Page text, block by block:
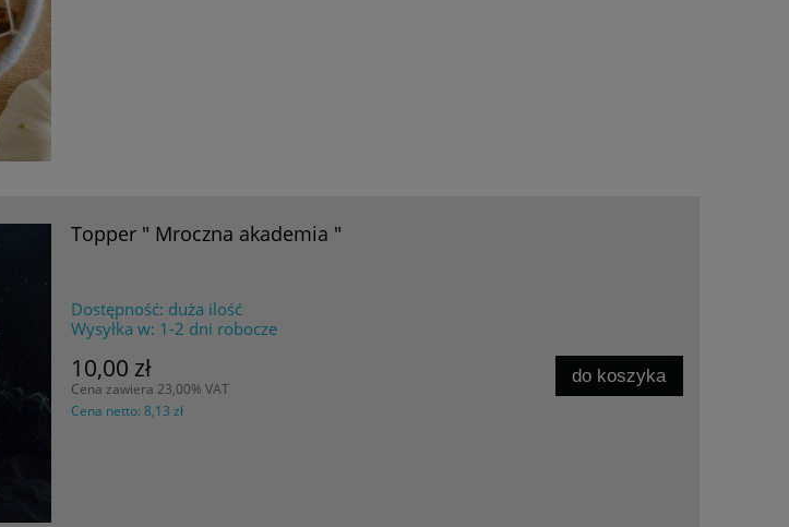
Topper " Mroczna akademia "
Dostępność: duża ilość
Wysyłka w: 1-2 dni robocze
10,00 zł
Cena zawiera 23,00% VAT
Cena netto:8,13 zł
do koszyka